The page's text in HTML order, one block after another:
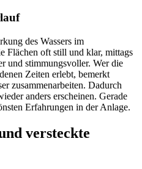
des Wassers im
Flächen oft still und klar, mittags
und stimmungsvoller. Wer die
Zeiten erlebt, bemerkt
zusammenarbeiten. Dadurch
anders erscheinen. Gerade
Erfahrungen in der Anlage.
versteckte